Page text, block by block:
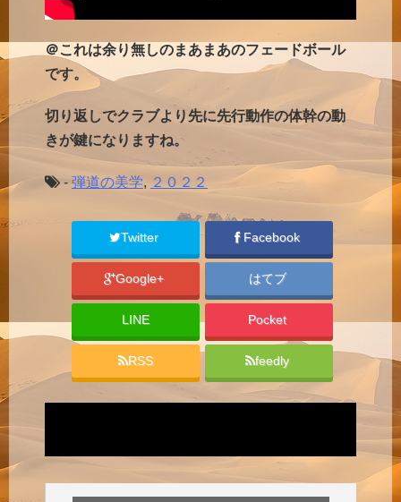
＠これは余り無しのまあまあのフェードボール
です。
切り返しでクラブより先に先行動作の体幹の動
きが鍵になりますね。
- 弾道の美学, ２０２２
Twitter Facebook
Google+ はてブ
LINE Pocket
RSS feedly